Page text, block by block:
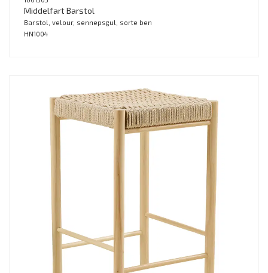
Middelfart Barstol
Barstol, velour, sennepsgul, sorte ben
HN1004